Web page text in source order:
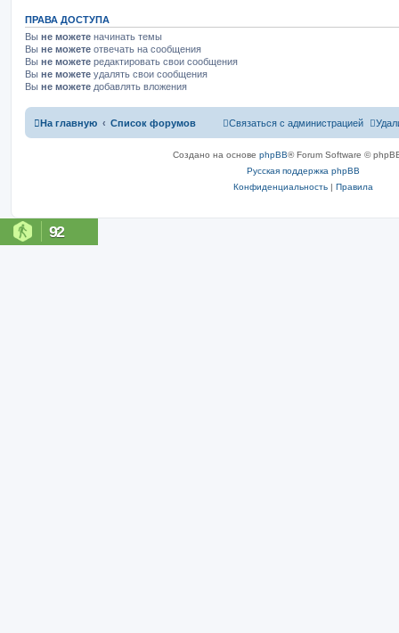
ПРАВА ДОСТУПА
Вы не можете начинать темы
Вы не можете отвечать на сообщения
Вы не можете редактировать свои сообщения
Вы не можете удалять свои сообщения
Вы не можете добавлять вложения
На главную Список форумов Связаться с администрацией
Создано на основе phpBB® Forum Software ©
Русская поддержка phpBB
Конфиденциальность | Правила
92